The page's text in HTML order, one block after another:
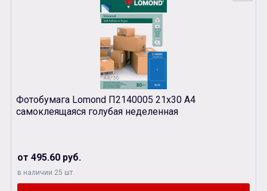
Фотобумага Lomond П2140005 21х30 А4
самоклеящаяся голубая неделенная
от 495.60 руб.
в наличии 25 шт.